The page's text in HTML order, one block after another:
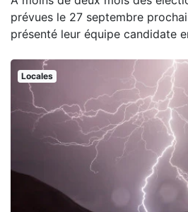
prévues le 27 septembre
présenté leur équipe candidate
Locales